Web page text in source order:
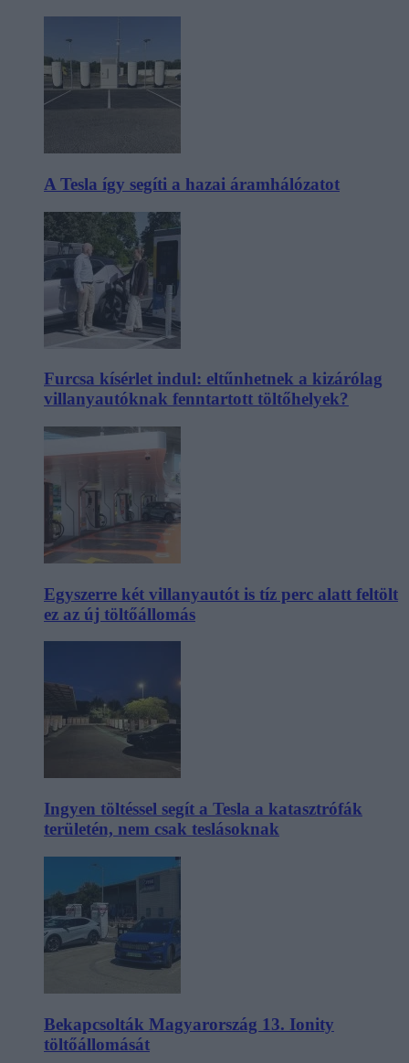
A Tesla így segíti a hazai áramhálózatot
Furcsa kísérlet indul: eltűnhetnek a kizárólag
villanyautóknak fenntartott töltőhelyek?
Egyszerre két villanyautót is tíz perc alatt feltölt
ez az új töltőállomás
Ingyen töltéssel segít a Tesla a katasztrófák
területén, nem csak teslásoknak
Bekapcsolták Magyarország 13. Ionity
töltőállomását